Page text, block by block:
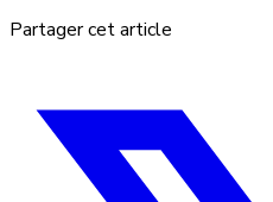
Partager cet article